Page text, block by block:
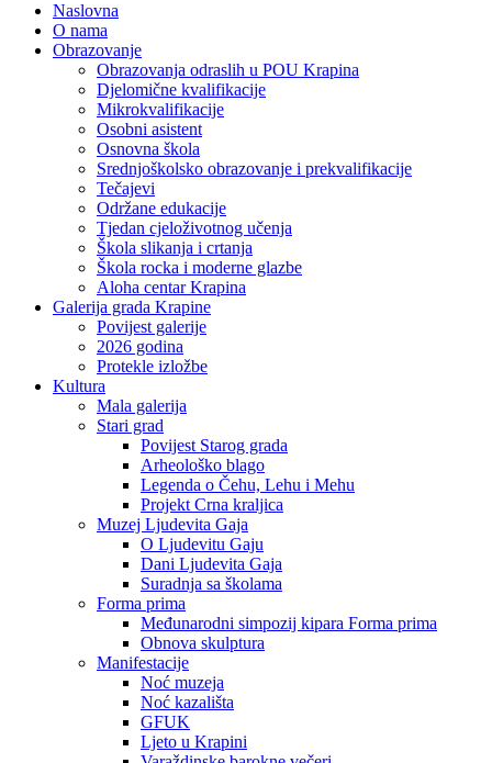
Naslovna
O nama
Obrazovanje
Obrazovanja odraslih u POU Krapina
Djelomične kvalifikacije
Mikrokvalifikacije
Osobni asistent
Osnovna škola
Srednjoškolsko obrazovanje i prekvalifikacije
Tečajevi
Održane edukacije
Tjedan cjeloživotnog učenja
Škola slikanja i crtanja
Škola rocka i moderne glazbe
Aloha centar Krapina
Galerija grada Krapine
Povijest galerije
2026 godina
Protekle izložbe
Kultura
Mala galerija
Stari grad
Povijest Starog grada
Arheološko blago
Legenda o Čehu, Lehu i Mehu
Projekt Crna kraljica
Muzej Ljudevita Gaja
O Ljudevitu Gaju
Dani Ljudevita Gaja
Suradnja sa školama
Forma prima
Međunarodni simpozij kipara Forma prima
Obnova skulptura
Manifestacije
Noć muzeja
Noć kazališta
GFUK
Ljeto u Krapini